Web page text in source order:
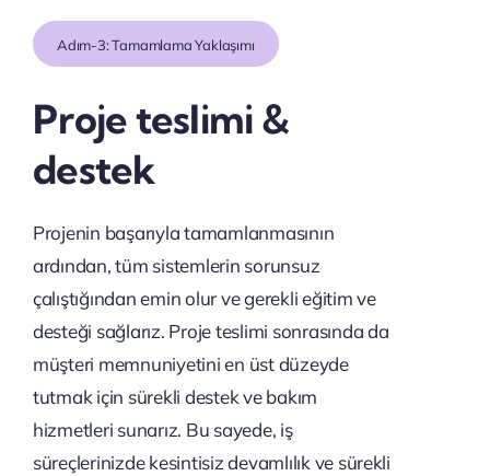
Adım-3: Tamamlama Yaklaşımı
Proje teslimi &
destek
Projenin başarıyla tamamlanmasının
ardından, tüm sistemlerin sorunsuz
çalıştığından emin olur ve gerekli eğitim ve
desteği sağlarız. Proje teslimi sonrasında da
müşteri memnuniyetini en üst düzeyde
tutmak için sürekli destek ve bakım
hizmetleri sunarız. Bu sayede, iş
süreçlerinizde kesintisiz devamlılık ve sürekli